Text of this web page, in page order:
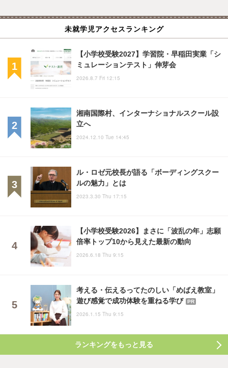
未就学児アクセスランキング
【小学校受験2027】学習院・早稲田実業「シ
ミュレーションテスト」伸芽会
2026.8.7 Fri 12:15
湘南国際村、インターナショナルスクール設
立へ
2024.12.10 Tue 14:45
ル・ロゼ元校長が語る「ボーディングスクー
ルの魅力」とは
2023.3.30 Thu 17:15
【小学校受験2026】まさに「波乱の年」志願
倍率トップ10から見えた最新の動向
2026.6.18 Thu 9:15
考える・伝えるってたのしい「めばえ教室」
遊び感覚で成功体験を重ねる学び
PR
2026.1.15 Thu 9:15
ランキングをもっと見る